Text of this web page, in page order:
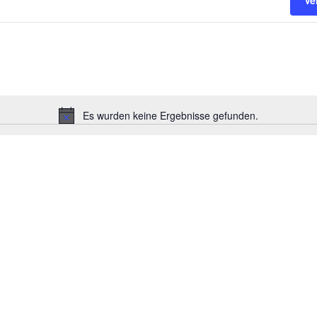
Hinweis
Es wurden keine Ergebnisse gefunden.